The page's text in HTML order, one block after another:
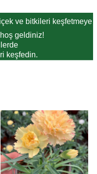
ve bitkileri keşfetmeye
geldiniz!
keşfedin.